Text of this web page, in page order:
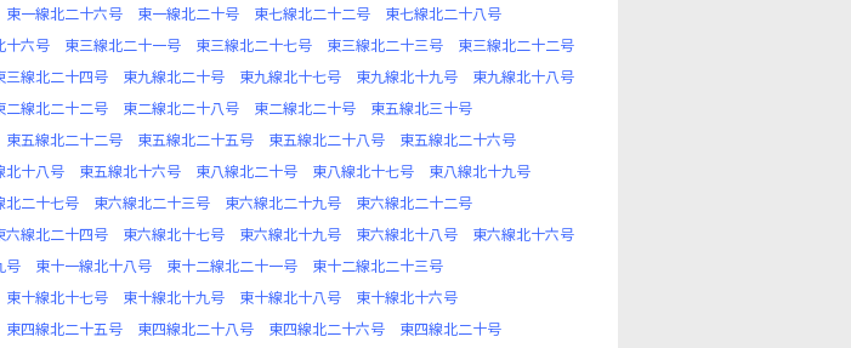
東一線北二十六号 東一線北二十号 東七線北二十二号
東七線北二十八号
十六号 東三線北二十一号 東三線北二十七号 東三線北二十三号
東三線北二十二号
三線北二十四号 東九線北二十号 東九線北十七号 東九線北十九号
東九線北十八号
二線北二十二号 東二線北二十八号 東二線北二十号
東五線北三十号
東五線北二十二号 東五線北二十五号 東五線北二十八号
東五線北二十六号
北十八号 東五線北十六号 東八線北二十号 東八線北十七号
東八線北十九号
北二十七号 東六線北二十三号 東六線北二十九号
東六線北二十二号
六線北二十四号 東六線北十七号 東六線北十九号 東六線北十八号
東六線北十六号
号 東十一線北十八号 東十二線北二十一号
東十二線北二十三号
東十線北十七号 東十線北十九号 東十線北十八号
東十線北十六号
東四線北二十五号 東四線北二十八号 東四線北二十六号
東四線北二十号